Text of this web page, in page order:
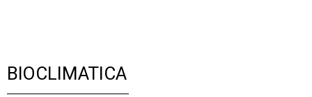
BIOCLIMATICA